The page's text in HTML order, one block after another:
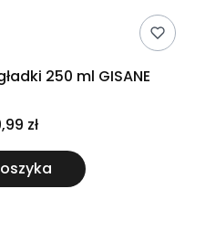
250 ml GISANE
zł